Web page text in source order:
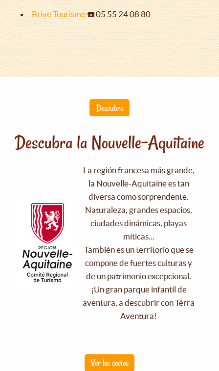
Brive Tourisme ☎️05 55 24 08 80
Descubra
Descubra la Nouvelle-Aquitaine
La región francesa más grande,
la Nouvelle-Aquitaine es tan
diversa como sorprendente.
Naturaleza, grandes espacios,
ciudades dinámicas, playas
míticas...
También es un territorio que se
compone de fuertes culturas y
de un patrimonio excepcional.
¡Un gran parque infantil de
aventura, a descubrir con Tèrra
Aventura!
Ver los socios